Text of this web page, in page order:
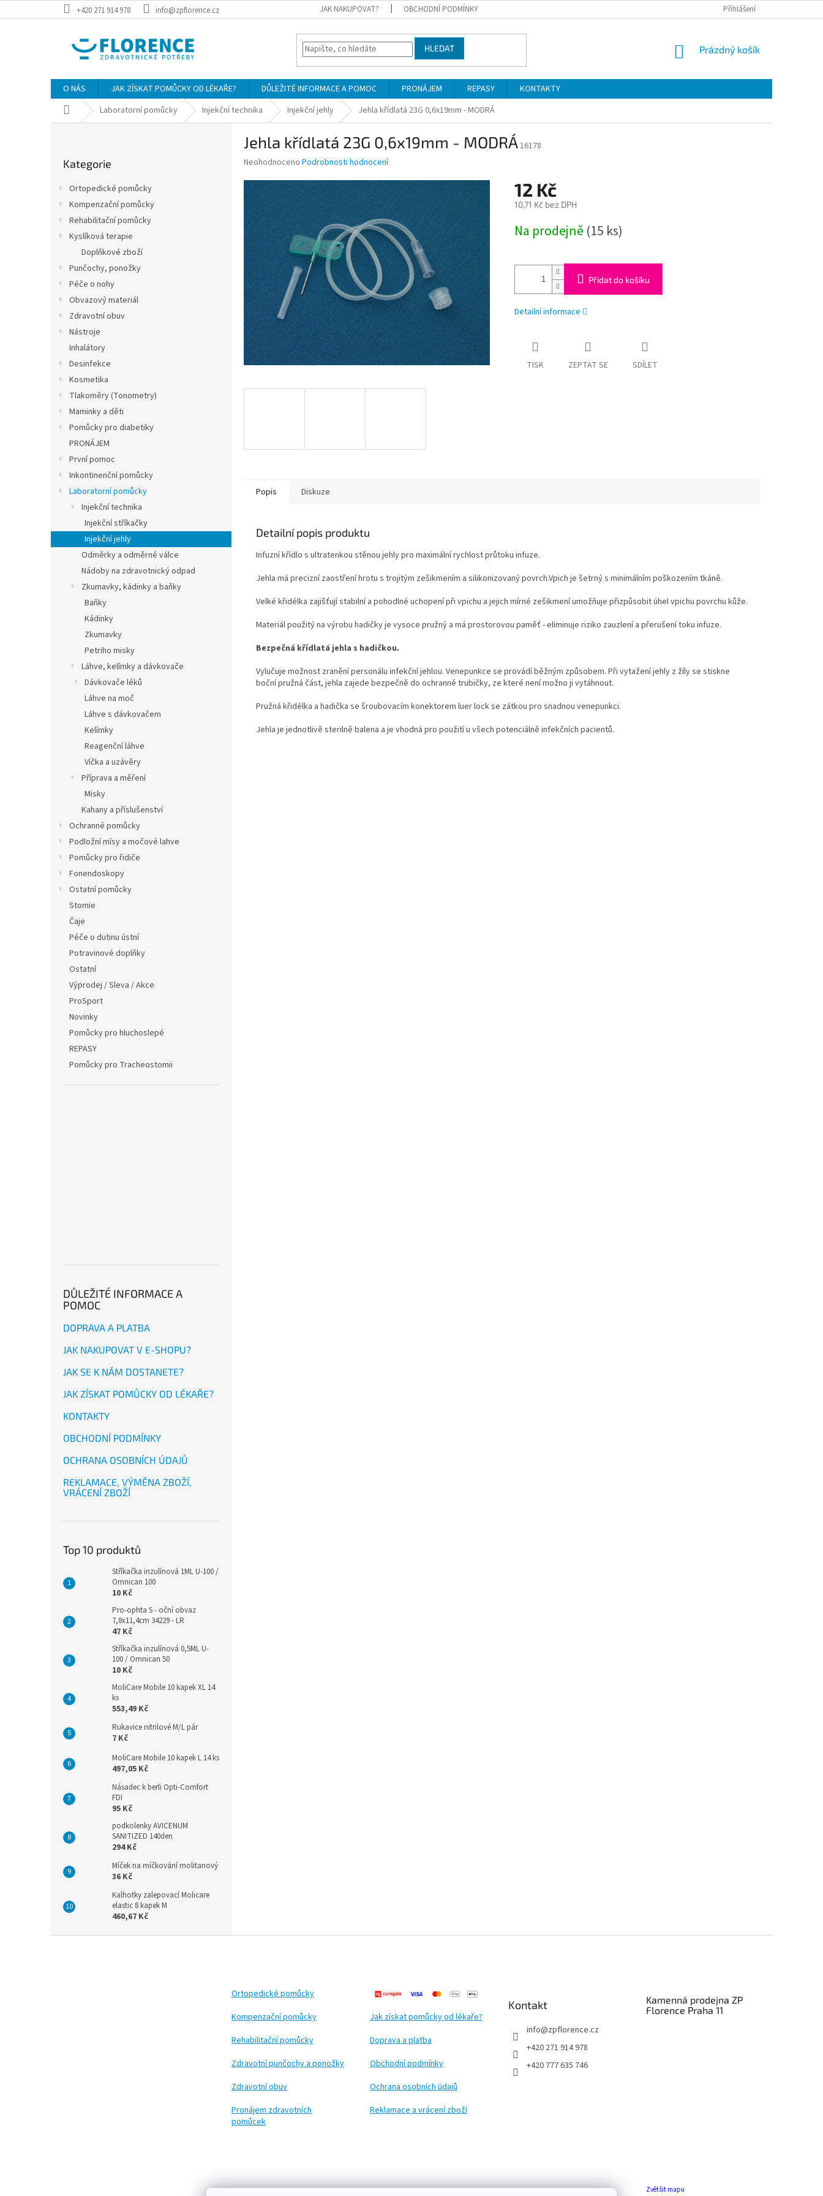
na
+420 271 914 978 info@zpflorence.cz JAK NAKUPOVAT? OBCHODNÍ PODMÍNKY Přihlášení
HLEDAT
NÁKUPNÍ
Prázdný košík
O NÁS JAK ZÍSKAT POMŮCKY OD LÉKAŘE? DŮLEŽITÉ INFORMACE A POMOC PRONÁJEM REPASY
KONTAKTY
Domů Laboratorní pomůcky Injekční technika Injekční jehly Jehla křídlatá 23G 0,6x19mm - MODRÁ
kategorie
Kategorie
Ortopedické pomůcky
Kompenzační pomůcky
Rehabilitační pomůcky
Kyslíková terapie
Doplňkové zboží
Punčochy, ponožky
Péče o nohy
Obvazový materiál
Zdravotní obuv
Nástroje
Inhalátory
Desinfekce
Kosmetika
Tlakoměry (Tonometry)
Maminky a děti
Pomůcky pro diabetiky
PRONÁJEM
První pomoc
Inkontinenční pomůcky
Laboratorní pomůcky
Injekční technika
Injekční stříkačky
Injekční jehly
Odměrky a odměrné válce
Nádoby na zdravotnický odpad
Zkumavky, kádinky a baňky
Baňky
Kádinky
Zkumavky
Petriho misky
Láhve, kelímky a dávkovače
Dávkovače léků
Láhve na moč
Láhve s dávkovačem
Kelímky
Reagenční láhve
Víčka a uzávěry
Příprava a měření
Misky
Kahany a příslušenství
Ochranné pomůcky
Podložní mísy a močové lahve
Pomůcky pro řidiče
Fonendoskopy
Ostatní pomůcky
Stomie
Čaje
Péče o dutinu ústní
Potravinové doplňky
Ostatní
Výprodej / Sleva / Akce
ProSport
Novinky
Pomůcky pro hluchoslepé
REPASY
Pomůcky pro Tracheostomii
DŮLEŽITÉ INFORMACE A
POMOC
DOPRAVA A PLATBA
JAK NAKUPOVAT V E-SHOPU?
JAK SE K NÁM DOSTANETE?
JAK ZÍSKAT POMŮCKY OD LÉKAŘE?
KONTAKTY
OBCHODNÍ PODMÍNKY
OCHRANA OSOBNÍCH ÚDAJŮ
REKLAMACE, VÝMĚNA ZBOŽÍ,
VRÁCENÍ ZBOŽÍ
Top 10 produktů
Stříkačka inzulínová 1ML U-100 /
Omnican 100
10 Kč
Pro-ophta S - oční obvaz
7,8x11,4cm 34229 - LR
47 Kč
Stříkačka inzulínová 0,5ML U-
100 / Omnican 50
10 Kč
MoliCare Mobile 10 kapek XL 14
ks
553,49 Kč
Rukavice nitrilové M/L pár
7 Kč
MoliCare Mobile 10 kapek L 14 ks
497,05 Kč
Násadec k berli Opti-Comfort
FDI
95 Kč
podkolenky AVICENUM
SANITIZED 140den
294 Kč
Míček na míčkování molitanový
36 Kč
Kalhotky zalepovací Molicare
elastic 8 kapek M
460,67 Kč
Jehla křídlatá 23G 0,6x19mm - MODRÁ16178
Průměrné
hvězdiček.
Neohodnoceno Podrobnosti hodnocení
12 Kč
10,71 Kč bez DPH
cena:
Na prodejně (15 ks)
Přidat do košíku
Detailní informace
TISK ZEPTAT SE SDÍLET
Popis Diskuze
Detailní popis produktu
Infuzní křídlo s ultratenkou stěnou jehly pro maximální rychlost průtoku infuze.
Jehla má precizní zaostření hrotu s trojitým zešikmením a silikonizovaný povrch.Vpich je šetrný s minimálním poškozením tkáně.
Velké křidélka zajišťují stabilní a pohodlné uchopení při vpichu a jejich mírné zešikmení umožňuje přizpůsobit úhel vpichu povrchu kůže.
Materiál použitý na výrobu hadičky je vysoce pružný a má prostorovou paměť - eliminuje riziko zauzlení a přerušení toku infuze.
Bezpečná křídlatá jehla s hadičkou.
Vylučuje možnost zranění personálu infekční jehlou. Venepunkce se provádí běžným způsobem. Při vytažení jehly z žíly se stiskne
boční pružná část, jehla zajede bezpečně do ochranné trubičky, ze které není možno ji vytáhnout.
Pružná křidélka a hadička se šroubovacím konektorem luer lock se zátkou pro snadnou venepunkci.
Jehla je jednotlivě sterilně balena a je vhodná pro použití u všech potenciálně infekčních pacientů.
Ortopedické pomůcky
Kompenzační pomůcky
Rehabilitační pomůcky
Zdravotní punčochy a ponožky
Zdravotní obuv
Pronájem zdravotních
pomůcek
Jak získat pomůcky od lékaře?
Doprava a platba
Obchodní podmínky
Ochrana osobních údajů
Reklamace a vrácení zboží
Kontakt
info@zpflorence.cz
+420 271 914 978
+420 777 635 746
Kamenná prodejna ZP
Florence Praha 11
Zvětšit mapu